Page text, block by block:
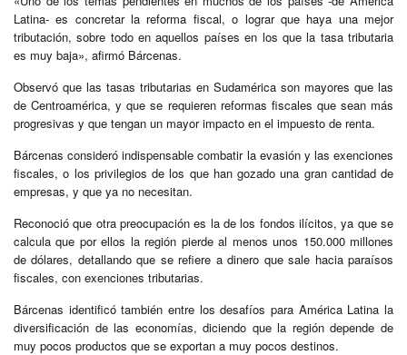
Latina- es concretar la reforma fiscal, o lograr que haya una mejor
tributación, sobre todo en aquellos países en los que la tasa tributaria
es muy baja», afirmó Bárcenas.
Observó que las tasas tributarias en Sudamérica son mayores que las
de Centroamérica, y que se requieren reformas fiscales que sean más
progresivas y que tengan un mayor impacto en el impuesto de renta.
Bárcenas consideró indispensable combatir la evasión y las exenciones
fiscales, o los privilegios de los que han gozado una gran cantidad de
empresas, y que ya no necesitan.
Reconoció que otra preocupación es la de los fondos ilícitos, ya que se
calcula que por ellos la región pierde al menos unos 150.000 millones
de dólares, detallando que se refiere a dinero que sale hacia paraísos
fiscales, con exenciones tributarias.
Bárcenas identificó también entre los desafíos para América Latina la
diversificación de las economías, diciendo que la región depende de
muy pocos productos que se exportan a muy pocos destinos.